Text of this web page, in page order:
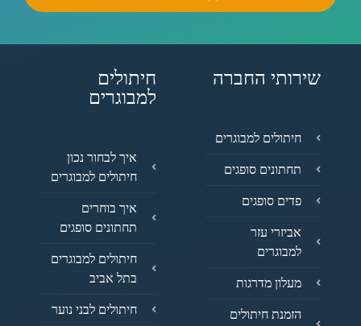
שירותי החברה
חיתולים למבוגרים
תחתונים סופגים
פדים סופגים
אביזרי עזר
למבוגרים
מעלון מדרגות
הזמנת חיתולים
חיתולים
למבוגרים
איך לבחור נכון
חיתולים למבוגרים
איך בוחרים
תחתונים סופגים
חיתולים למבוגרים
בתל אביב
חיתולים לבני נוער